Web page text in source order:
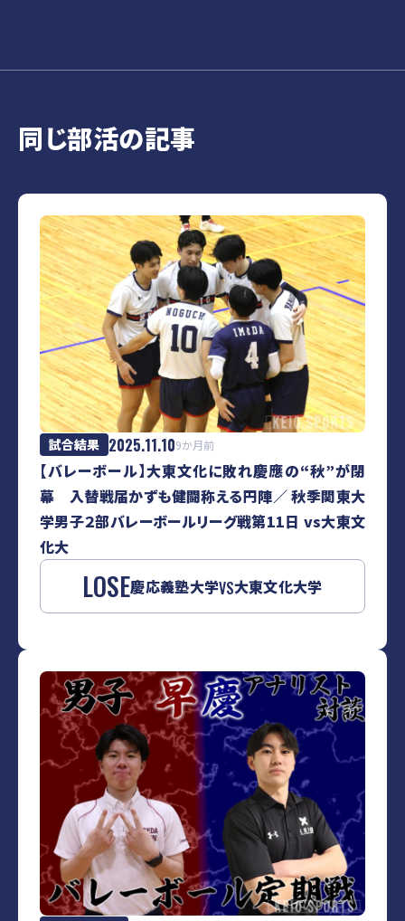
同じ部活の記事
試合結果 2025.11.109か月前
【バレーボール】大東文化に敗れ慶應の“秋”が閉
幕 入替戦届かずも健闘称える円陣／ 秋季関東大
学男子２部バレーボールリーグ戦第11日 vs大東文
化大
LOSE慶応義塾大学VS大東文化大学